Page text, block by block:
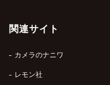
関連サイト
カメラのナニワ
レモン社